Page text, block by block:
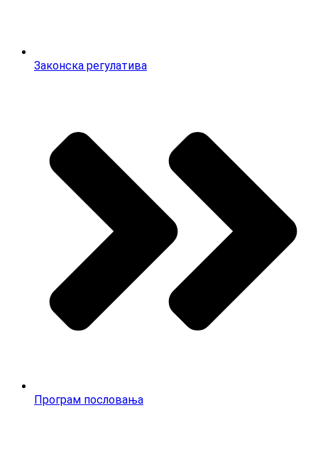
Законска регулатива
Програм пословања